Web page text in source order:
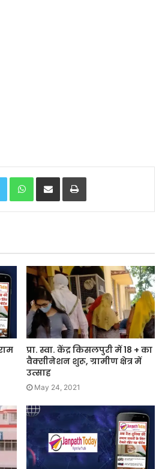
Twitter WhatsApp
प्रा. स्वा. केंद्र किसलपुरी में 18 + का
वैक्सीनेशन शुरू, ग्रामीण क्षेत्र में
उत्साह
May 24, 2021